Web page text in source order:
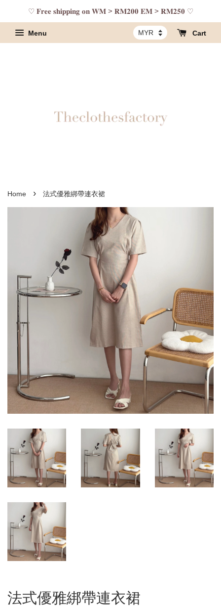
♡ 𝐅𝐫𝐞𝐞 𝐬𝐡𝐢𝐩𝐩𝐢𝐧𝐠 𝐨𝐧 𝐖𝐌 > 𝐑𝐌𝟐𝟎𝟎 𝐄𝐌 > 𝐑𝐌𝟐𝟓𝟎 ♡
Menu Cart
Home › 法式優雅綁帶連衣裙
法式優雅綁帶連衣裙